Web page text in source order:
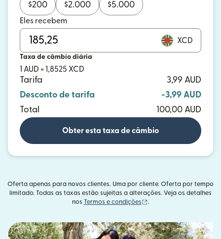
$200 $2.000 $5.000
Eles recebem
XCD
Taxa de câmbio diária
1 AUD = 1,8525 XCD
Tarifa
3,99 AUD
Desconto de tarifa
-3,99 AUD
Total
100,00 AUD
Obter esta taxa de câmbio
Oferta apenas para novos clientes. Uma por cliente. Oferta por tempo
limitado. Todas as taxas estão sujeitas a alterações. Veja os detalhes
nos Termos e condições (abre em uma nova
.